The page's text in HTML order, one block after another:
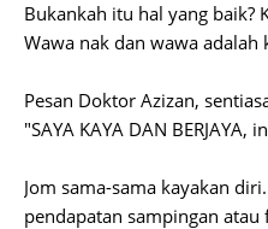
Bukankah itu hal yang baik?
Wawa nak dan wawa adalah
Pesan Doktor Azizan,
"SAYA KAYA DAN BERJAYA,
Jom sama-sama kayakan
pendapatan sampingan atau